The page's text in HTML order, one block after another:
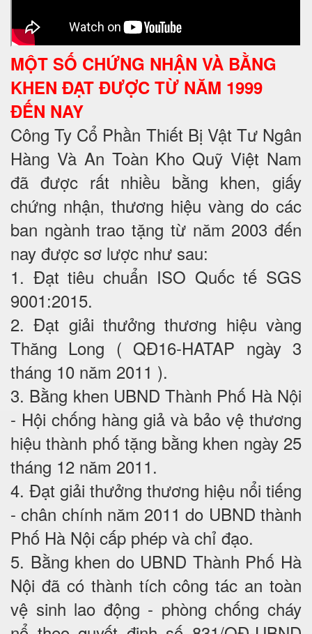
MỘT SỐ CHỨNG NHẬN VÀ BẰNG
KHEN ĐẠT ĐƯỢC TỪ NĂM 1999
ĐẾN NAY
Công Ty Cổ Phần Thiết Bị Vật Tư Ngân
Hàng Và An Toàn Kho Quỹ Việt Nam
đã được rất nhiều bằng khen, giấy
chứng nhận, thương hiệu vàng do các
ban ngành trao tặng từ năm 2003 đến
nay được sơ lược như sau:
1. Đạt tiêu chuẩn ISO Quốc tế SGS
9001:2015.
2. Đạt giải thưởng thương hiệu vàng
Thăng Long ( QĐ16-HATAP ngày 3
tháng 10 năm 2011 ).
3. Bằng khen UBND Thành Phố Hà Nội
- Hội chống hàng giả và bảo vệ thương
hiệu thành phố tặng bằng khen ngày 25
tháng 12 năm 2011.
4. Đạt giải thưởng thương hiệu nổi tiếng
- chân chính năm 2011 do UBND thành
Phố Hà Nội cấp phép và chỉ đạo.
5. Bằng khen do UBND Thành Phố Hà
Nội đã có thành tích công tác an toàn
vệ sinh lao động - phòng chống cháy